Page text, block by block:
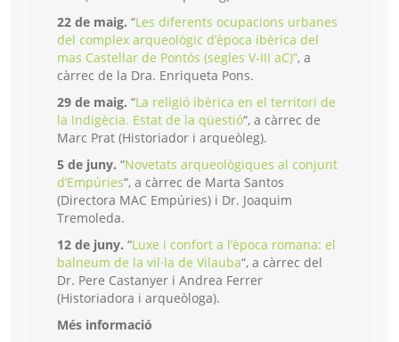
22 de maig. “Les diferents ocupacions urbanes
del complex arqueològic d’època ibèrica del
mas Castellar de Pontós (segles V-III aC)”, a
càrrec de la Dra. Enriqueta Pons.
29 de maig. “La religió ibèrica en el territori de
la Indigècia. Estat de la qüestió“, a càrrec de
Marc Prat (Historiador i arqueòleg).
5 de juny. “Novetats arqueològiques al conjunt
d’Empúries“, a càrrec de Marta Santos
(Directora MAC Empúries) i Dr. Joaquim
Tremoleda.
12 de juny. “Luxe i confort a l’època romana: el
balneum de la vil·la de Vilauba“, a càrrec del
Dr. Pere Castanyer i Andrea Ferrer
(Historiadora i arqueòloga).
Més informació